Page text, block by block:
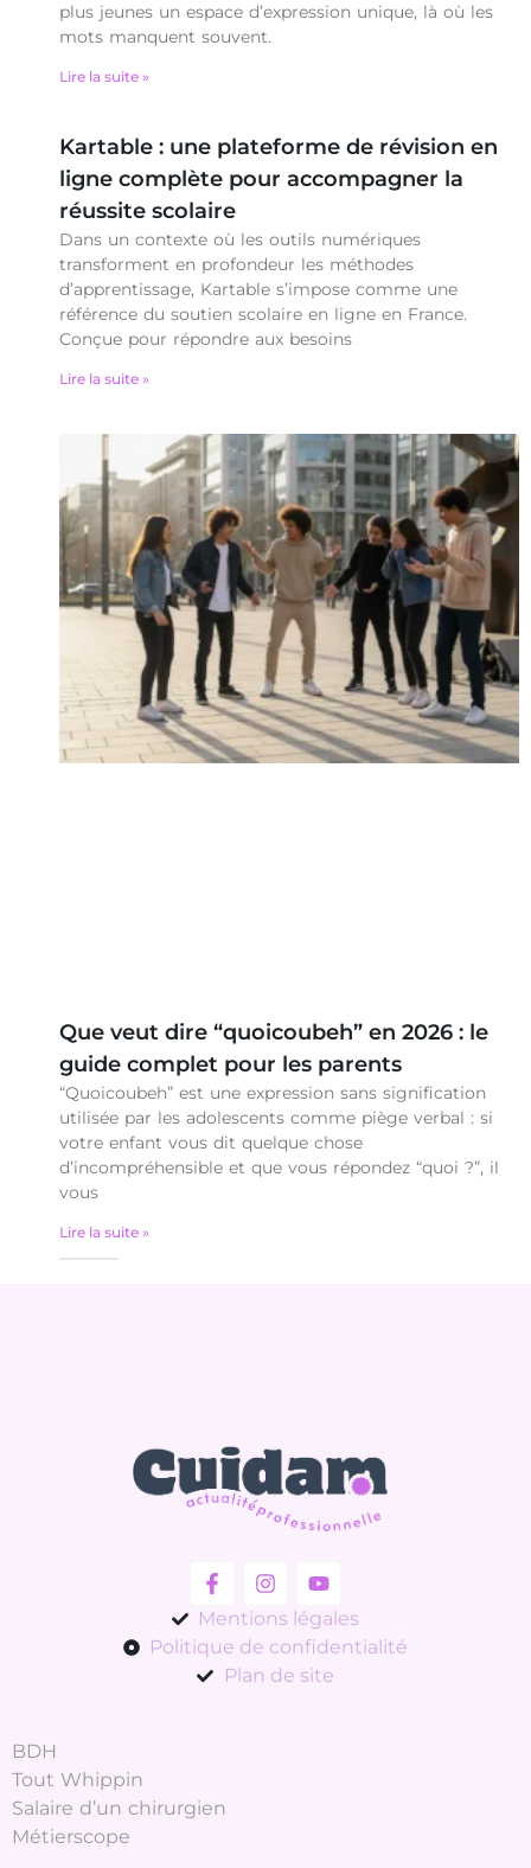
plus jeunes un espace d’expression unique, là où les
mots manquent souvent.
Lire la suite »
Kartable : une plateforme de révision en
ligne complète pour accompagner la
réussite scolaire
Dans un contexte où les outils numériques
transforment en profondeur les méthodes
d’apprentissage, Kartable s’impose comme une
référence du soutien scolaire en ligne en France.
Conçue pour répondre aux besoins
Lire la suite »
Que veut dire “quoicoubeh” en 2026 : le
guide complet pour les parents
“Quoicoubeh” est une expression sans signification
utilisée par les adolescents comme piège verbal : si
votre enfant vous dit quelque chose
d’incompréhensible et que vous répondez “quoi ?”, il
vous
Lire la suite »
Mentions légales
Politique de confidentialité
Plan de site
BDH
Tout Whippin
Salaire d’un chirurgien
Métierscope